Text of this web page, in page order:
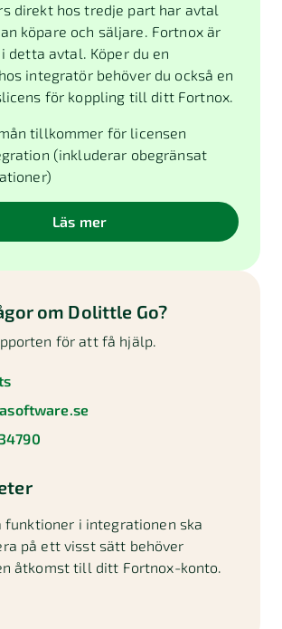
direkt hos tredje part har avtal
köpare och säljare. Fortnox är
detta avtal. Köper du en
integratör behöver du också en
för koppling till ditt Fortnox.
tillkommer för licensen
(inkluderar obegränsat
Läs mer
om Dolittle Go?
för att få hjälp.
funktioner i integrationen ska
på ett visst sätt behöver
åtkomst till ditt Fortnox-konto.